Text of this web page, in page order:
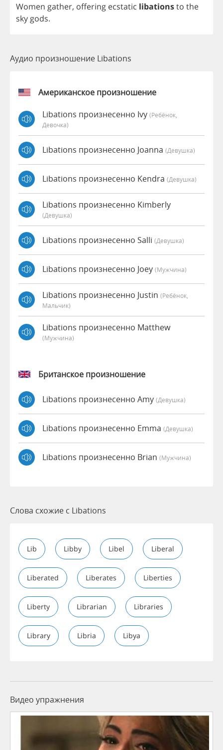
Women gather, offering ecstatic libationsto the
sky gods.
Аудио произношение Libations
Американское произношение
Libations произнесенно Ivy (Ребёнок,
Девочка)
Libations произнесенно Joanna (девушка)
Libations произнесенно Kendra (девушка)
Libations произнесенно Kimberly
(девушка)
Libations произнесенно Salli (девушка)
Libations произнесенно Joey (мужчина)
Libations произнесенно Justin (Ребёнок,
Мальчик)
Libations произнесенно Matthew
(мужчина)
Британское произношение
Libations произнесенно Amy (девушка)
Libations произнесенно Emma (девушка)
Libations произнесенно Brian (мужчина)
Слова схожие с Libations
Lib Libby Libel Liberal
Liberated Liberates Liberties
Liberty Librarian Libraries
Library Libria Libya
Видео упражнения